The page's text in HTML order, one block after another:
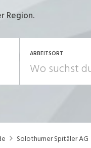
Region.
ARBEITSORT
Solothurner Spitäler AG